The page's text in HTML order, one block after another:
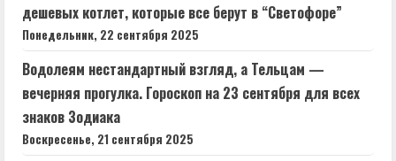
дешевых котлет, которые все берут в “Светофоре”
Понедельник, 22 сентября 2025
Водолеям нестандартный взгляд, а Тельцам —
вечерняя прогулка. Гороскоп на 23 сентября для всех
знаков Зодиака
Воскресенье, 21 сентября 2025